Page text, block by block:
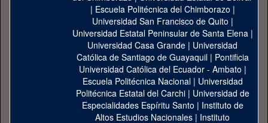
| Escuela Politécnica del Chimborazo |
Universidad San Francisco de Quito |
Universidad Estatal Peninsular de Santa Elena|
Universidad Casa Grande | Universidad
Católica de Santiago de Guayaquil| Pontificia
Universidad Católica del Ecuador - Ambato |
Escuela Politécnica Nacional| Universidad
Politécnica Estatal del Carchi| Universidad de
Especialidades Espíritu Santo | Instituto de
Altos Estudios Nacionales | Instituto